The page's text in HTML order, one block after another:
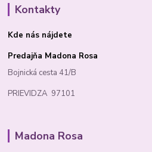
Kontakty
Kde nás nájdete
Predajňa Madona Rosa
Bojnická cesta 41/B
PRIEVIDZA 97101
Madona Rosa